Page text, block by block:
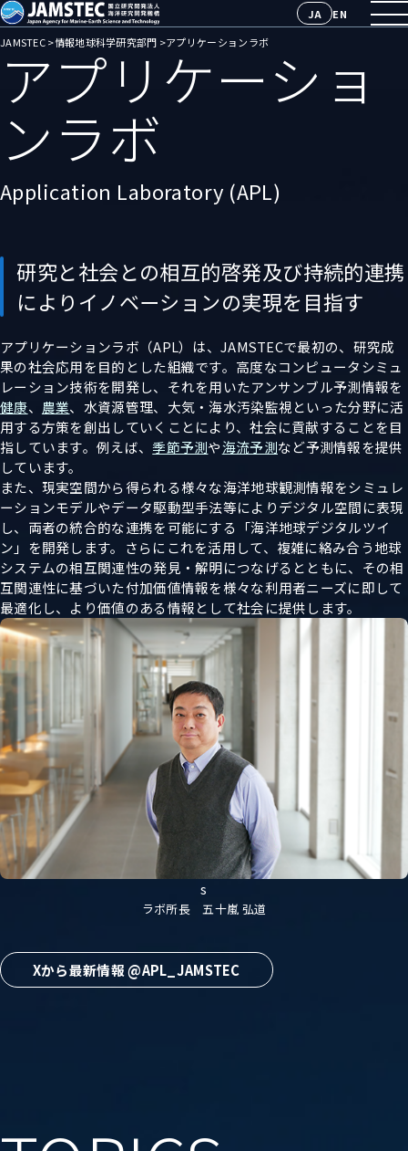
グ
ロ
ー
バ
ニ
へ
こ
の
ペ
ー
本
フ
ッ
タ
ー
ュ
JAMSTEC 国立研究開発法人海洋研究開発機構
JA
EN
JAMSTEC
情報地球科学研究部門 アプリケーションラボ
アプリケーショ
ンラボ
Application Laboratory (APL)
研究と社会との相互的啓発及び持続的連携
によりイノベーションの実現を目指す
アプリケーションラボ（APL）は、JAMSTECで最初の、研究成
果の社会応用を目的とした組織です。高度なコンピュータシミュ
レーション技術を開発し、それを用いたアンサンブル予測情報を
健康、 農業、水資源管理、大気・海水汚染監視といった分野に活
用する方策を創出していくことにより、社会に貢献することを目
指しています。例えば、季節予測や海流予測など予測情報を提供
しています。
また、現実空間から得られる様々な海洋地球観測情報をシミュレ
ーションモデルやデータ駆動型手法等によりデジタル空間に表現
し、両者の統合的な連携を可能にする「海洋地球デジタルツイ
ン」を開発します。さらにこれを活用して、複雑に絡み合う地球
システムの相互関連性の発見・解明につなげるとともに、その相
互関連性に基づいた付加価値情報を様々な利用者ニーズに即して
最適化し、より価値のある情報として社会に提供します。
s
ラボ所長 五十嵐 弘道
Xから最新情報 @APL_JAMSTEC